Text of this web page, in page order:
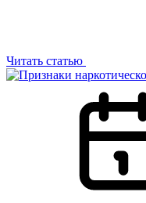
Читать статью